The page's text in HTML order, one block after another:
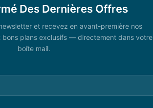
Des Dernières Offres
et recevez en avant-première nos
bons plans exclusifs — directement dans votre
boîte mail.